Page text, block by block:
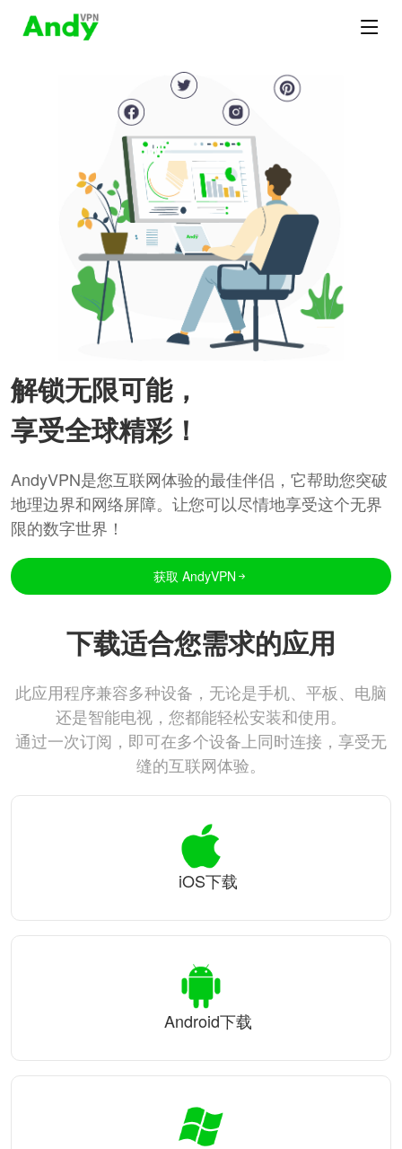
解锁无限可能，
享受全球精彩！
AndyVPN是您互联网体验的最佳伴侣，它帮助您突破
地理边界和网络屏障。让您可以尽情地享受这个无界
限的数字世界！
获取 AndyVPN
下载适合您需求的应用
此应用程序兼容多种设备，无论是手机、平板、电脑
还是智能电视，您都能轻松安装和使用。
通过一次订阅，即可在多个设备上同时连接，享受无
缝的互联网体验。
iOS下载
Android下载